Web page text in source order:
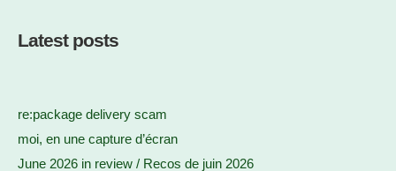
Latest posts
re:package delivery scam
moi, en une capture d’écran
June 2026 in review / Recos de juin 2026